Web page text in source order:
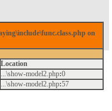
on
Location
...\show-model2.php:0
...\show-model2.php:57